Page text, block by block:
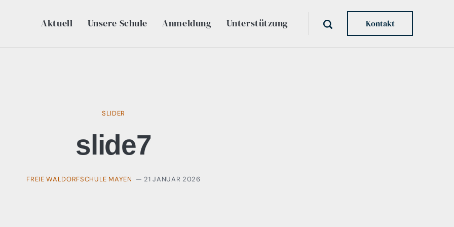
Aktuell Unsere Schule Anmeldung Unterstützung Kontakt
SLIDER
slide7
FREIE WALDORFSCHULE MAYEN 21 JANUAR 2026
Unterstützung